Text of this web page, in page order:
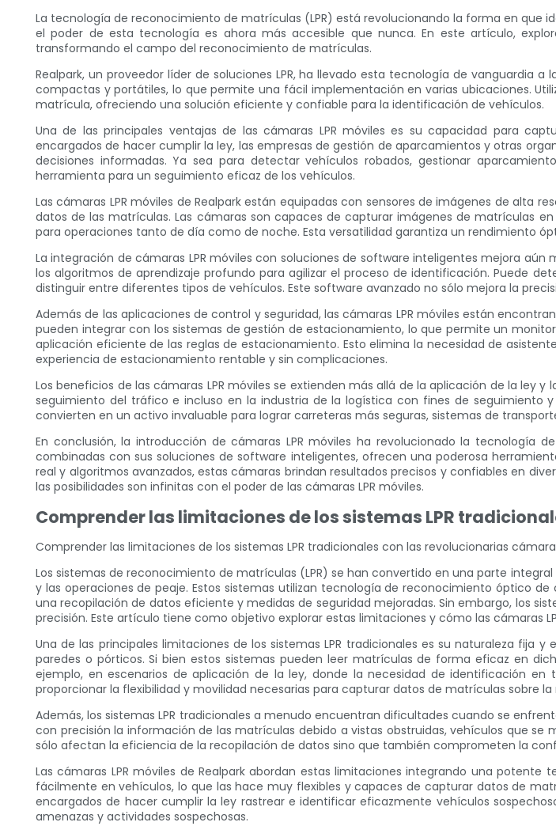
La tecnología de reconocimiento de matrículas (LPR) está revolucionando la forma en que
el poder de esta tecnología es ahora más accesible que nunca. En este artículo,
transformando el campo del reconocimiento de matrículas.
Realpark, un proveedor líder de soluciones LPR, ha llevado esta tecnología de vanguardia
compactas y portátiles, lo que permite una fácil implementación en varias ubicaciones.
matrícula, ofreciendo una solución eficiente y confiable para la identificación de vehículos.
Una de las principales ventajas de las cámaras LPR móviles es su capacidad para
encargados de hacer cumplir la ley, las empresas de gestión de aparcamientos y otras
decisiones informadas. Ya sea para detectar vehículos robados, gestionar
herramienta para un seguimiento eficaz de los vehículos.
Las cámaras LPR móviles de Realpark están equipadas con sensores de imágenes de alta
datos de las matrículas. Las cámaras son capaces de capturar imágenes de matrículas
para operaciones tanto de día como de noche. Esta versatilidad garantiza un rendimiento
La integración de cámaras LPR móviles con soluciones de software inteligentes mejora
los algoritmos de aprendizaje profundo para agilizar el proceso de identificación. Puede
distinguir entre diferentes tipos de vehículos. Este software avanzado no sólo mejora la
Además de las aplicaciones de control y seguridad, las cámaras LPR móviles están
pueden integrar con los sistemas de gestión de estacionamiento, lo que permite un
aplicación eficiente de las reglas de estacionamiento. Esto elimina la necesidad de
experiencia de estacionamiento rentable y sin complicaciones.
Los beneficios de las cámaras LPR móviles se extienden más allá de la aplicación de la ley
seguimiento del tráfico e incluso en la industria de la logística con fines de seguimiento
convierten en un activo invaluable para lograr carreteras más seguras, sistemas de
En conclusión, la introducción de cámaras LPR móviles ha revolucionado la tecnología
combinadas con sus soluciones de software inteligentes, ofrecen una poderosa
real y algoritmos avanzados, estas cámaras brindan resultados precisos y confiables en
las posibilidades son infinitas con el poder de las cámaras LPR móviles.
Comprender las limitaciones de los sistemas LPR
Comprender las limitaciones de los sistemas LPR tradicionales con las revolucionarias
Los sistemas de reconocimiento de matrículas (LPR) se han convertido en una parte
y las operaciones de peaje. Estos sistemas utilizan tecnología de reconocimiento óptico
una recopilación de datos eficiente y medidas de seguridad mejoradas. Sin embargo, los
precisión. Este artículo tiene como objetivo explorar estas limitaciones y cómo las cámaras
Una de las principales limitaciones de los sistemas LPR tradicionales es su naturaleza fija
paredes o pórticos. Si bien estos sistemas pueden leer matrículas de forma eficaz en
ejemplo, en escenarios de aplicación de la ley, donde la necesidad de identificación en
proporcionar la flexibilidad y movilidad necesarias para capturar datos de matrículas sobre la
Además, los sistemas LPR tradicionales a menudo encuentran dificultades cuando se
con precisión la información de las matrículas debido a vistas obstruidas, vehículos que
sólo afectan la eficiencia de la recopilación de datos sino que también comprometen la
Las cámaras LPR móviles de Realpark abordan estas limitaciones integrando una
fácilmente en vehículos, lo que las hace muy flexibles y capaces de capturar datos de
encargados de hacer cumplir la ley rastrear e identificar eficazmente vehículos
amenazas y actividades sospechosas.